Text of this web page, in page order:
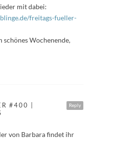
mit dabei:
freitags-fueller-
schönes Wochenende,
Reply
#400 |
von Barbara findet ihr